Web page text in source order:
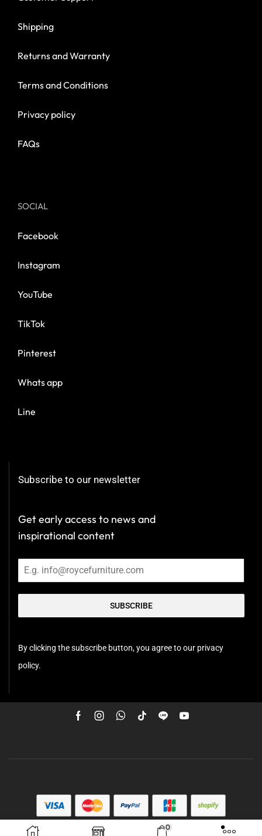
0
Shipping
Returns and Warranty
Terms and Conditions
Privacy policy
FAQs
SOCIAL
Facebook
Instagram
YouTube
TikTok
Pinterest
Whats app
Line
Subscribe to our newsletter
Get early access to news and
inspirational content
SUBSCRIBE
By clicking the subscribe button, you agree to our privacy
policy.